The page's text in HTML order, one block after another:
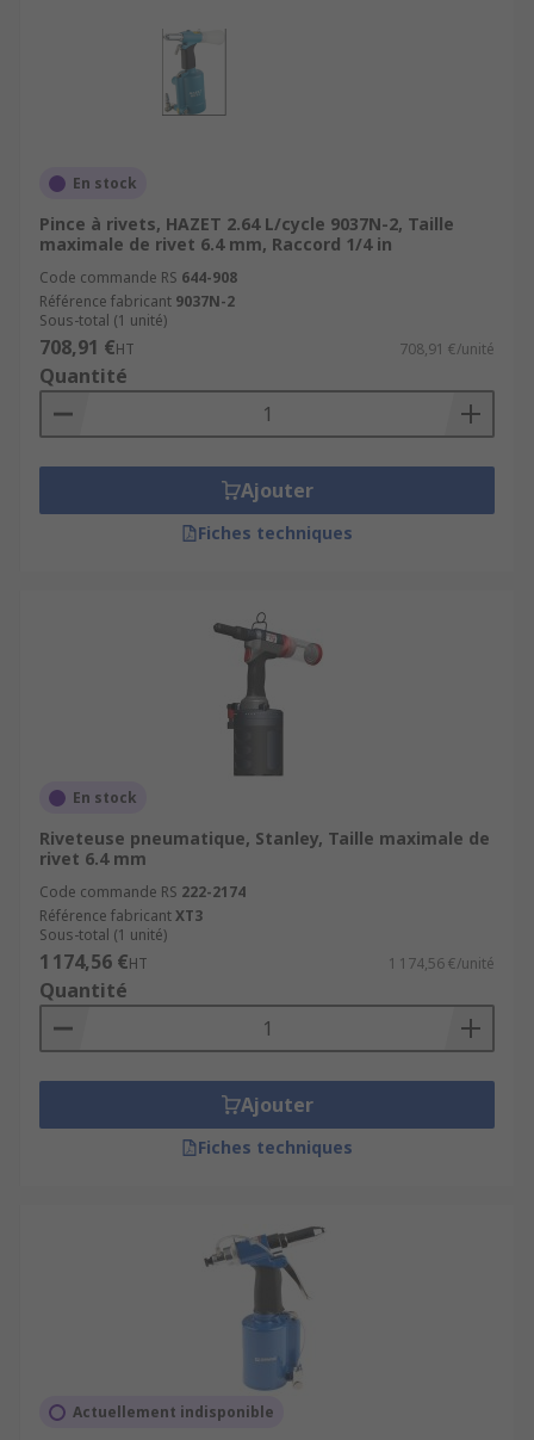
En stock
Pince à rivets, HAZET 2.64 L/cycle 9037N-2, Taille
maximale de rivet 6.4 mm, Raccord 1/4 in
Code commande RS 644-908
Référence fabricant 9037N-2
Sous-total (1 unité)
708,91 €HT 708,91 €/unité
Quantité
Ajouter
Fiches techniques
En stock
Riveteuse pneumatique, Stanley, Taille maximale de
rivet 6.4 mm
Code commande RS 222-2174
Référence fabricantXT3
Sous-total (1 unité)
1 174,56 €HT 1 174,56 €/unité
Quantité
Ajouter
Fiches techniques
Actuellement indisponible